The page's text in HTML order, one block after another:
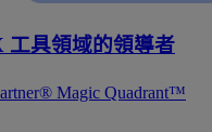
工具領域的領導者
Magic Quadrant™